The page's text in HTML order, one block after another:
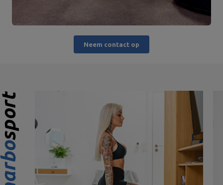
Neem contact op